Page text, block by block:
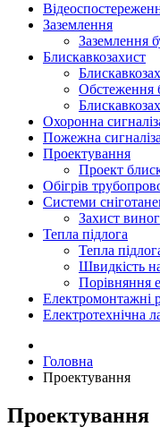
Заземлення
Заземлення
Блискавкозахист
Обстеження
Охоронна
Пожежна
Проектування
Проект
Обігрів
Системи
Захист
Тепла підлога
Тепла
Швидкість
Порівняння
Електромонтажні
Електротехнічна
Головна
Проектування
Проектування